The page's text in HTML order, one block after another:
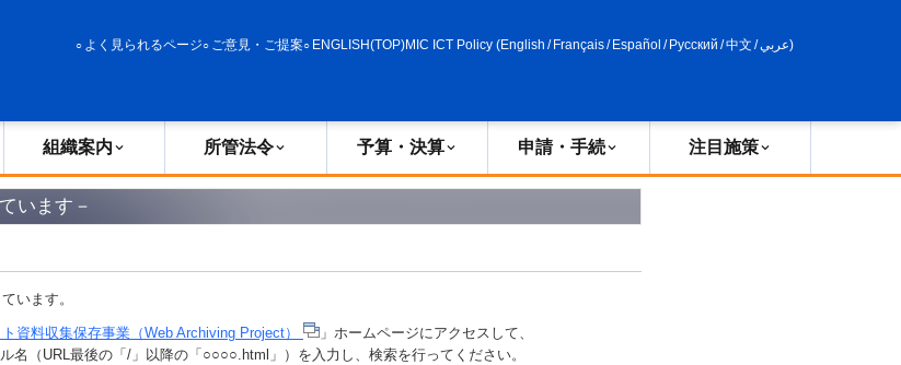
よく見られるページ ご意見・ご提案 ENGLISH(TOP)MIC ICT Policy (English / Français/ Español / Русский /中文 /عربي)
組織案内 所管法令 予算・決算 申請・手続 注目施策
います－
います。
資料収集保存事業（Web Archiving Project）
」ホームページにアクセスして、
名（URL最後の「/」以降の「○○○○.html」）を入力し、検索を行ってください。